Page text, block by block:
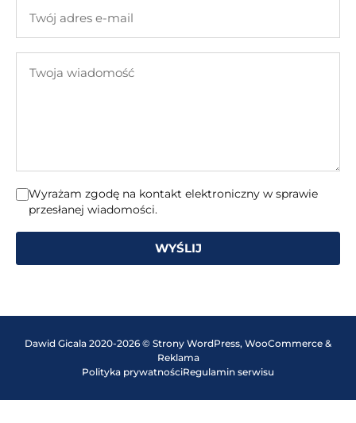
adres
mail
wiadomość
Wyrażam zgodę na kontakt elektroniczny w sprawie
przesłanej wiadomości.
WYŚLIJ
Dawid Gicala 2020-2026 © Strony WordPress, WooCommerce &
Reklama
Polityka prywatnościRegulamin serwisu